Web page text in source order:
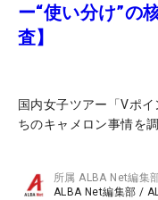
ー“使い分け”の
査】
国内女子ツアー「Vポ
ちのキャメロン事情を調
所属ALBA Net編集
ALBA Net編集部 /